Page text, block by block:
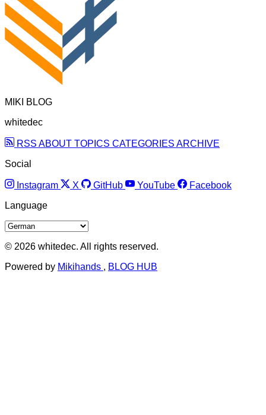
MIKI BLOG
whitedec
RSS ABOUT TOPICS CATEGORIES ARCHIVE
Social
Instagram X GitHub YouTube
Facebook
Language
© 2026 whitedec. All rights reserved.
Powered by Mikihands , BLOG HUB